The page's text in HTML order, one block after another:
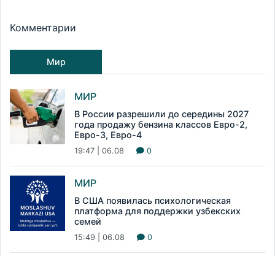
Комментарии
Мир
МИР
В России разрешили до середины 2027
года продажу бензина классов Евро-2,
Евро-3, Евро-4
19:47 | 06.08 0
МИР
В США появилась психологическая
платформа для поддержки узбекских
семей
15:49 | 06.08 0